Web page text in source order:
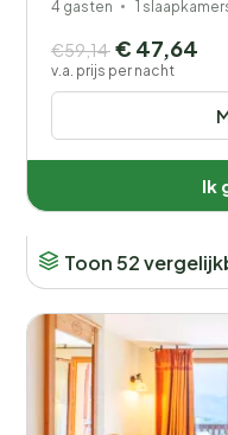
4 gasten 1
€59,14 € 47,64
v.a. prijs per nacht
Ik
Toon 52